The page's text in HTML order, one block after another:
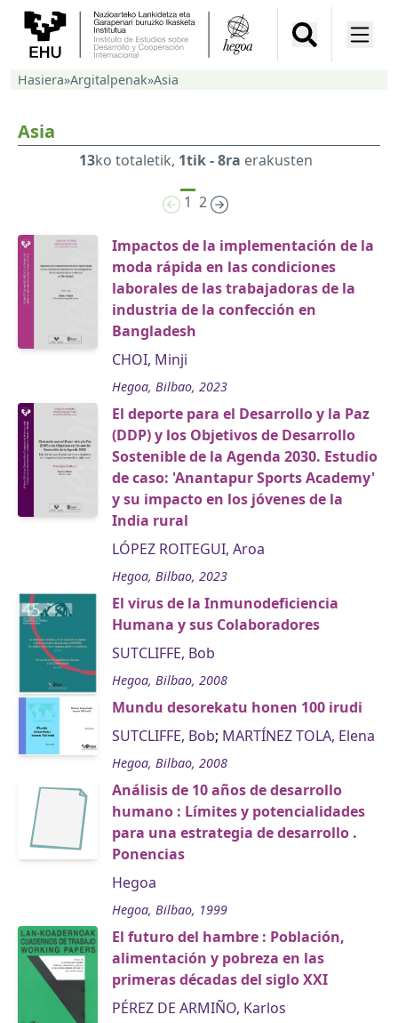
Hasiera»Argitalpenak»Asia
Asia
13ko totaletik, 1tik - 8ra erakusten
1 2
Impactos de la implementación de la
moda rápida en las condiciones
laborales de las trabajadoras de la
industria de la confección en
Bangladesh
CHOI, Minji
Hegoa, Bilbao, 2023
El deporte para el Desarrollo y la Paz
(DDP) y los Objetivos de Desarrollo
Sostenible de la Agenda 2030. Estudio
de caso: 'Anantapur Sports Academy'
y su impacto en los jóvenes de la
India rural
LÓPEZ ROITEGUI, Aroa
Hegoa, Bilbao, 2023
El virus de la Inmunodeficiencia
Humana y sus Colaboradores
SUTCLIFFE, Bob
Hegoa, Bilbao, 2008
Mundu desorekatu honen 100 irudi
SUTCLIFFE, Bob; MARTÍNEZ TOLA, Elena
Hegoa, Bilbao, 2008
Análisis de 10 años de desarrollo
humano : Límites y potencialidades
para una estrategia de desarrollo .
Ponencias
Hegoa
Hegoa, Bilbao, 1999
El futuro del hambre : Población,
alimentación y pobreza en las
primeras décadas del siglo XXI
PÉREZ DE ARMIÑO, Karlos